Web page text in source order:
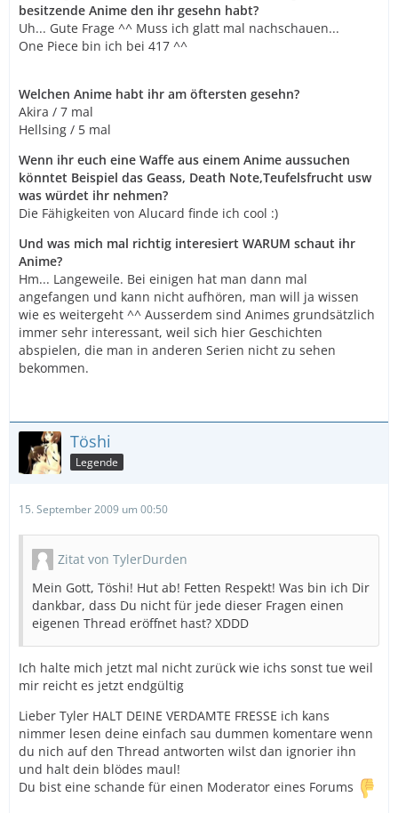
besitzende Anime den ihr gesehn habt?
Uh... Gute Frage ^^ Muss ich glatt mal nachschauen...
One Piece bin ich bei 417 ^^
Welchen Anime habt ihr am öftersten gesehn?
Akira / 7 mal
Hellsing / 5 mal
Wenn ihr euch eine Waffe aus einem Anime aussuchen
könntet Beispiel das Geass, Death Note,Teufelsfrucht usw
was würdet ihr nehmen?
Die Fähigkeiten von Alucard finde ich cool :)
Und was mich mal richtig interesiert WARUM schaut ihr
Anime?
Hm... Langeweile. Bei einigen hat man dann mal
angefangen und kann nicht aufhören, man will ja wissen
wie es weitergeht ^^ Ausserdem sind Animes grundsätzlich
immer sehr interessant, weil sich hier Geschichten
abspielen, die man in anderen Serien nicht zu sehen
bekommen.
Töshi
Legende
15. September 2009 um 00:50
Zitat von TylerDurden
Mein Gott, Töshi! Hut ab! Fetten Respekt! Was bin ich Dir
dankbar, dass Du nicht für jede dieser Fragen einen
eigenen Thread eröffnet hast? XDDD
Ich halte mich jetzt mal nicht zurück wie ichs sonst tue weil
mir reicht es jetzt endgültig
Lieber Tyler HALT DEINE VERDAMTE FRESSE ich kans
nimmer lesen deine einfach sau dummen komentare wenn
du nich auf den Thread antworten wilst dan ignorier ihn
und halt dein blödes maul!
Du bist eine schande für einen Moderator eines Forums